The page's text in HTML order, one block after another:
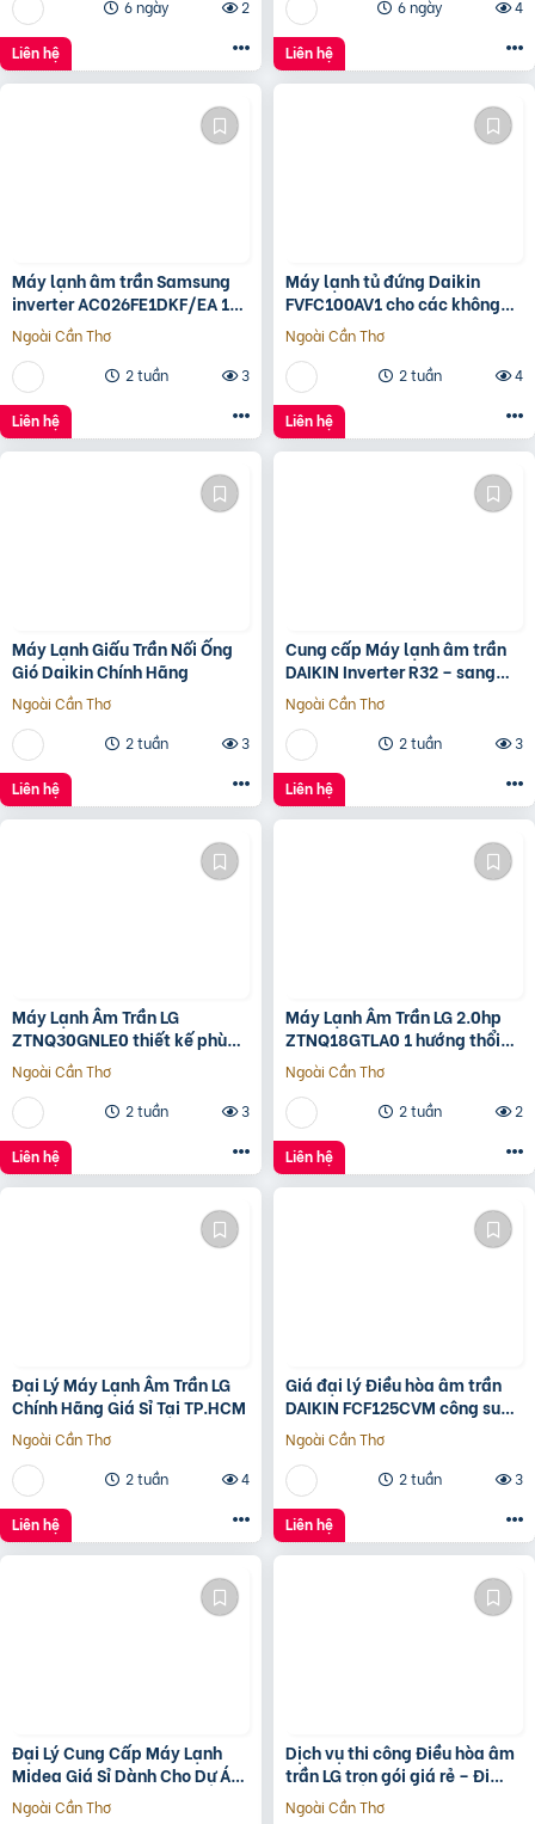
6 ngày 2
Liên hệ
6 ngày 4
Liên hệ
Máy lạnh âm trần Samsung
inverter AC026FE1DKF/EA 1
hướng công nghệ WindFree™
Ngoài Cần Thơ
2 tuần
3
Liên hệ
Máy lạnh tủ đứng Daikin
FVFC100AV1 cho các không
gian rộng dưới 50m2
Ngoài Cần Thơ
2 tuần
4
Liên hệ
Máy Lạnh Giấu Trần Nối Ống
Gió Daikin Chính Hãng
Ngoài Cần Thơ
2 tuần
3
Liên hệ
Cung cấp Máy lạnh âm trần
DAIKIN Inverter R32 – sang
trọng – tinh tế giá rẻ theo số
lượng thực
Ngoài Cần Thơ
2 tuần
3
Liên hệ
Máy Lạnh Âm Trần LG
ZTNQ30GNLE0 thiết kế phù
hợp cho văn phòng
Ngoài Cần Thơ
2 tuần
3
Liên hệ
Máy Lạnh Âm Trần LG 2.0hp
ZTNQ18GTLA0 1 hướng thổi
cho diện tích dưới 30m²
Ngoài Cần Thơ
2 tuần
2
Liên hệ
Đại Lý Máy Lạnh Âm Trần LG
Chính Hãng Giá Sỉ Tại TP.HCM
Ngoài Cần Thơ
2 tuần
4
Liên hệ
Giá đại lý Điều hòa âm trần
DAIKIN FCF125CVM công suất
5HP bán với giá rẻ uy tín nhất
Ngoài Cần Thơ
2 tuần
3
Liên hệ
Đại Lý Cung Cấp Máy Lạnh
Midea Giá Sỉ Dành Cho Dự Án
Chính Hãng Tại TP.HCM
Ngoài Cần Thơ
Dịch vụ thi công Điều hòa âm
trần LG trọn gói giá rẻ – Đi
đường ống đồng âm tường
Ngoài Cần Thơ